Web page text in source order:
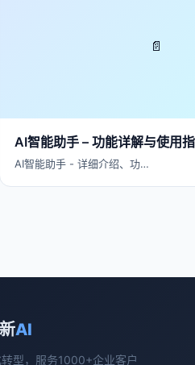
📄
AI智能助手 – 功能详解与使用
AI智能助手 - 详细介绍、功…
AI
型，服务1000+企业客户